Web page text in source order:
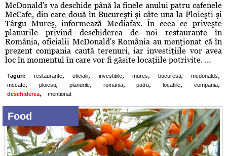
McDonald's va deschide până la finele anului patru cafenele
McCafe, din care două în Bucureşti şi câte una la Ploieşti şi
Târgu Mureş, informează Mediafax. În ceea ce priveşte
planurile privind deschiderea de noi restaurante în
România, oficialii McDonald's România au menţionat că în
prezent compania caută terenuri, iar investiţiile vor avea
loc în momentul în care vor fi găsite locaţiile potrivite. ...
Taguri: restaurante, oficialii, investitiile, mures, bucuresti, mcdonalds,
mccafe, ploiesti, planurile, romania, patru, locatiile, compania,
deschiderea, mentionat
Food